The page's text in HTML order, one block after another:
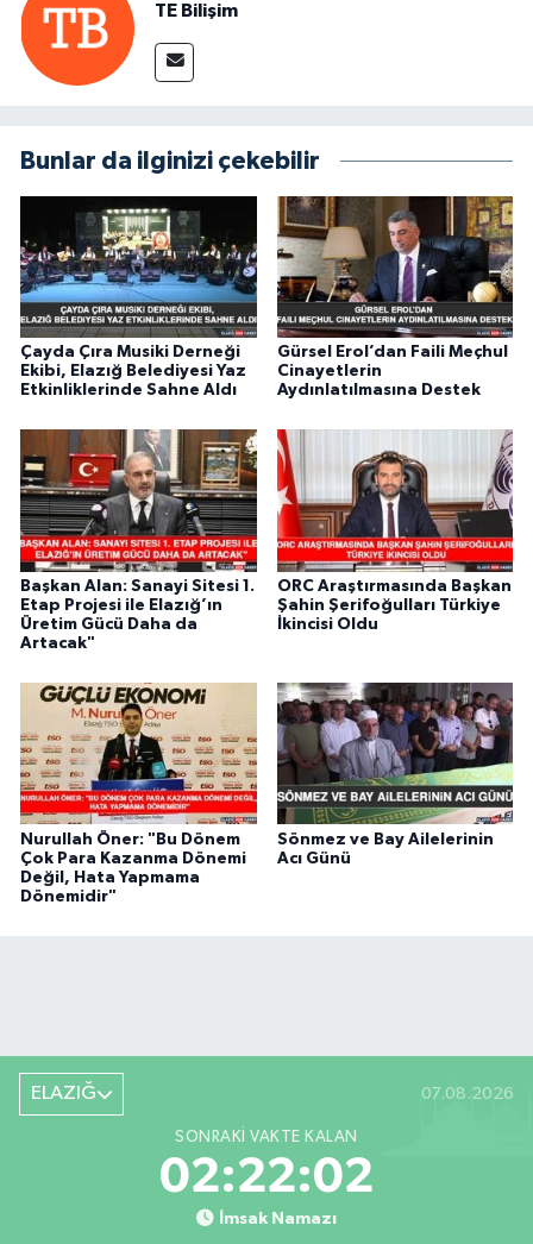
TE Bilişim
Bunlar da ilginizi çekebilir
Çayda Çıra Musiki Derneği
Ekibi, Elazığ Belediyesi Yaz
Etkinliklerinde Sahne Aldı
Gürsel Erol’dan Faili Meçhul
Cinayetlerin
Aydınlatılmasına Destek
Başkan Alan: Sanayi Sitesi 1.
Etap Projesi ile Elazığ’ın
Üretim Gücü Daha da
Artacak"
ORC Araştırmasında Başkan
Şahin Şerifoğulları Türkiye
İkincisi Oldu
Nurullah Öner: "Bu Dönem
Çok Para Kazanma Dönemi
Değil, Hata Yapmama
Dönemidir"
Sönmez ve Bay Ailelerinin
Acı Günü
ELAZIĞ 07.08.2026
SONRAKI VAKTE KALAN
02:22:01
İmsak Namazı